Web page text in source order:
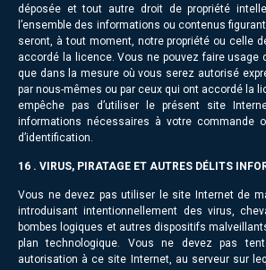
déposée et tout autre droit de propriété
l’ensemble des informations ou contenus
seront, à tout moment, notre propriété ou celle
accordé la licence. Vous ne pouvez faire usage
que dans la mesure où vous serez autorisé
par nous-mêmes ou par ceux qui ont accordé la
empêche pas d’utiliser le présent site
informations nécessaires à votre commande
d’identification.
16 . VIRUS, PIRATAGE ET AUTRES DÉLITS
Vous ne devez pas utiliser le site Internet de
introduisant intentionnellement des virus,
bombes logiques et autres dispositifs
plan technologique. Vous ne devez pas
autorisation à ce site Internet, au serveur sur